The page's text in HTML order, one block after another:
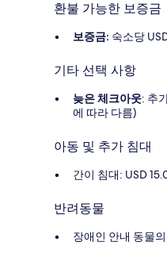
환불 가능한 보증금
보증금: 숙소당
기타 선택 사항
늦은 체크아웃: 추
에 따라 다름)
아동 및 추가 침대
간이 침대: USD
반려동물
장애인 안내 동물